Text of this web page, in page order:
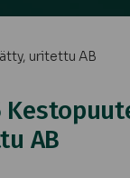
uritettu AB
AB